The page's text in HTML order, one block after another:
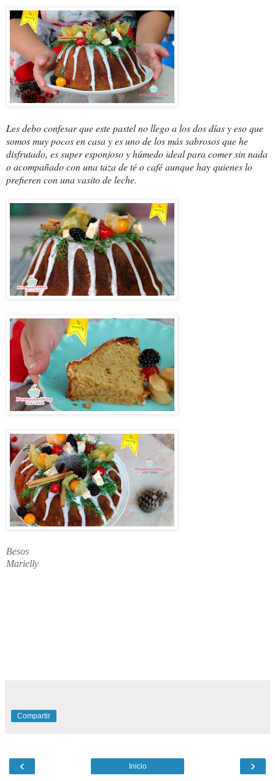
Les debo confesar que este pastel no llego a los dos días y eso que
somos muy pocos en casa y es uno de los más sabrosos que he
disfrutado, es super esponjoso y húmedo ideal para comer sin nada
o acompañado con una taza de té o café aunque hay quienes lo
prefieren con una vasito de leche.
Besos
Marielly
Compartir
‹ ›
Inicio